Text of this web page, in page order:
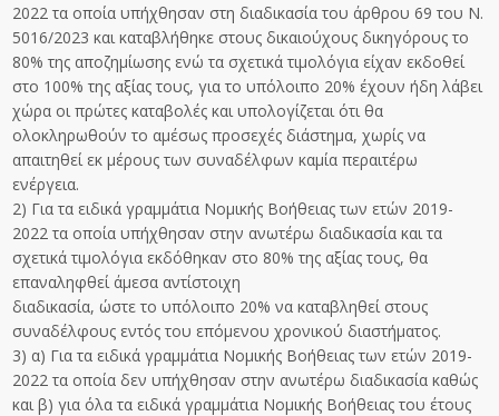
2022 τα οποία υπήχθησαν στη διαδικασία του άρθρου 69 του Ν.
5016/2023 και καταβλήθηκε στους δικαιούχους δικηγόρους το
80% της αποζημίωσης ενώ τα σχετικά τιμολόγια είχαν εκδοθεί
στο 100% της αξίας τους, για το υπόλοιπο 20% έχουν ήδη λάβει
χώρα οι πρώτες καταβολές και υπολογίζεται ότι θα
ολοκληρωθούν το αμέσως προσεχές διάστημα, χωρίς να
απαιτηθεί εκ μέρους των συναδέλφων καμία περαιτέρω
ενέργεια.
2) Για τα ειδικά γραμμάτια Νομικής Βοήθειας των ετών 2019-
2022 τα οποία υπήχθησαν στην ανωτέρω διαδικασία και τα
σχετικά τιμολόγια εκδόθηκαν στο 80% της αξίας τους, θα
επαναληφθεί άμεσα αντίστοιχη
διαδικασία, ώστε το υπόλοιπο 20% να καταβληθεί στους
συναδέλφους εντός του επόμενου χρονικού διαστήματος.
3) α) Για τα ειδικά γραμμάτια Νομικής Βοήθειας των ετών 2019-
2022 τα οποία δεν υπήχθησαν στην ανωτέρω διαδικασία καθώς
και β) για όλα τα ειδικά γραμμάτια Νομικής Βοήθειας του έτους